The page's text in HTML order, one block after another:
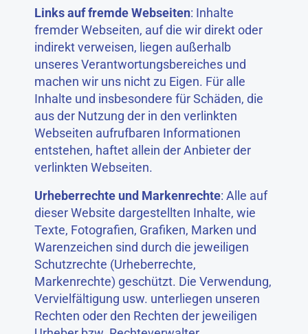
Links auf fremde Webseiten: Inhalte
fremder Webseiten, auf die wir direkt oder
indirekt verweisen, liegen außerhalb
unseres Verantwortungsbereiches und
machen wir uns nicht zu Eigen. Für alle
Inhalte und insbesondere für Schäden, die
aus der Nutzung der in den verlinkten
Webseiten aufrufbaren Informationen
entstehen, haftet allein der Anbieter der
verlinkten Webseiten.
Urheberrechte und Markenrechte: Alle auf
dieser Website dargestellten Inhalte, wie
Texte, Fotografien, Grafiken, Marken und
Warenzeichen sind durch die jeweiligen
Schutzrechte (Urheberrechte,
Markenrechte) geschützt. Die Verwendung,
Vervielfältigung usw. unterliegen unseren
Rechten oder den Rechten der jeweiligen